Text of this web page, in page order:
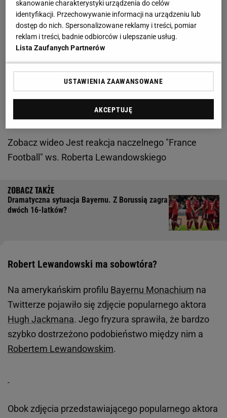
Zobacz wideoJest reakcja naczelnego "France
Football" ws. Roberta Lewandowskiego
Dramatyczna sytuacja Bayernu. Z Borussią zagra
dwóch 16-latków?
Robert Lewandowski ma sobowtóra?
Na amerykańskim profilu Bayernu Monachium na
Twitterze pojawiło się zdjęcie popularnego aktora
Hugh Jackmana. Jego fryzura sprawiła, że bardzo
szybko dostrzeżono podobieństwo między nim a
Robertem Lewandowskim.
Obok zdjęcia przedstawiającego popularnego aktora
skanowanie charakterystyki urządzenia do celów
identyfikacji. Przechowywanie informacji na urządzeniu lub
dostęp do nich. Spersonalizowane reklamy i treści, pomiar
reklam i treści, badnie odbiorców i ulepszanie usług.
Lista Zaufanych Partnerów
USTAWIENIA ZAAWANSOWANE
AKCEPTUJĘ